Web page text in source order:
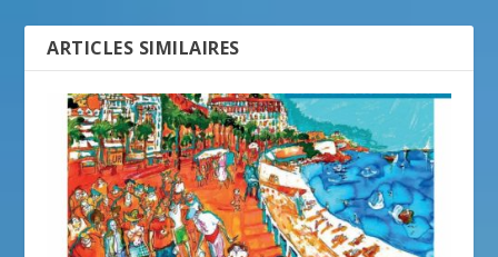
ARTICLES SIMILAIRES